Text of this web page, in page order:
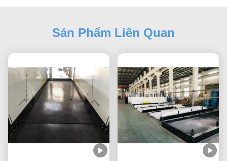
Sản Phẩm Liên Quan